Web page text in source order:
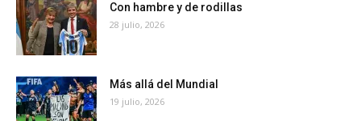
Con hambre y de rodillas
28 julio, 2026
Más allá del Mundial
19 julio, 2026